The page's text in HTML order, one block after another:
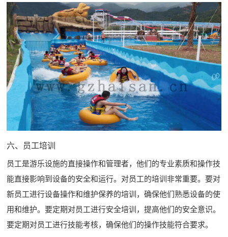
六、员工培训
员工是游乐设施的直接操作和管理者，他们的专业素质和操作技
能直接影响到设备的安全和运行。对员工的培训非常重要。要对
新员工进行设备操作和维护保养的培训，确保他们熟悉设备的使
用和维护。要定期对员工进行安全培训，提高他们的安全意识。
要定期对员工进行技能考核，确保他们的操作技能符合要求。